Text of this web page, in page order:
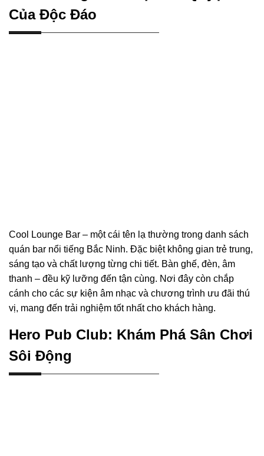
Của Độc Đáo
Cool Lounge Bar – một cái tên lạ thường trong danh sách
quán bar nổi tiếng Bắc Ninh. Đặc biệt không gian trẻ trung,
sáng tạo và chất lượng từng chi tiết. Bàn ghế, đèn, âm
thanh – đều kỹ lưỡng đến tận cùng. Nơi đây còn chắp
cánh cho các sự kiện âm nhạc và chương trình ưu đãi thú
vị, mang đến trải nghiệm tốt nhất cho khách hàng.
Hero Pub Club: Khám Phá Sân Chơi
Sôi Động